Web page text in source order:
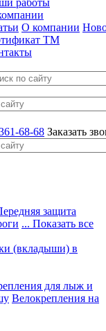
работы
О компании
ТМ
68-68 Заказать
защита
... Показать все
(вкладыши) в
для лыж и
Велокрепления на